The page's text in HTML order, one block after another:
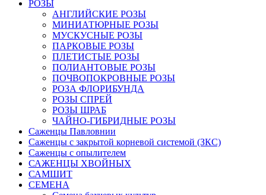
РОЗЫ
АНГЛИЙСКИЕ РОЗЫ
МИНИАТЮРНЫЕ РОЗЫ
МУСКУСНЫЕ РОЗЫ
ПАРКОВЫЕ РОЗЫ
ПЛЕТИСТЫЕ РОЗЫ
ПОЛИАНТОВЫЕ РОЗЫ
ПОЧВОПОКРОВНЫЕ РОЗЫ
РОЗА ФЛОРИБУНДА
РОЗЫ СПРЕЙ
РОЗЫ ШРАБ
ЧАЙНО-ГИБРИДНЫЕ РОЗЫ
Саженцы Павловнии
Саженцы с закрытой корневой системой (ЗКС)
Саженцы с опылителем
САЖЕНЦЫ ХВОЙНЫХ
САМШИТ
СЕМЕНА